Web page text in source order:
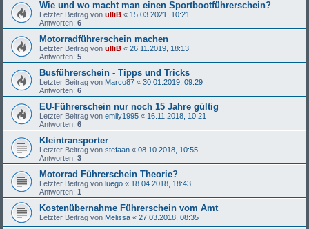
Wie und wo macht man einen Sportbootführerschein?
Letzter Beitrag von ulliB « 15.03.2021, 10:21
Antworten: 6
Motorradführerschein machen
Letzter Beitrag von ulliB « 26.11.2019, 18:13
Antworten: 5
Busführerschein - Tipps und Tricks
Letzter Beitrag von Marco87 « 30.01.2019, 09:29
Antworten: 6
EU-Führerschein nur noch 15 Jahre gültig
Letzter Beitrag von emily1995 « 16.11.2018, 10:21
Antworten: 6
Kleintransporter
Letzter Beitrag von stefaan « 08.10.2018, 10:55
Antworten: 3
Motorrad Führerschein Theorie?
Letzter Beitrag von luego « 18.04.2018, 18:43
Antworten: 1
Kostenübernahme Führerschein vom Amt
Letzter Beitrag von Melissa « 27.03.2018, 08:35